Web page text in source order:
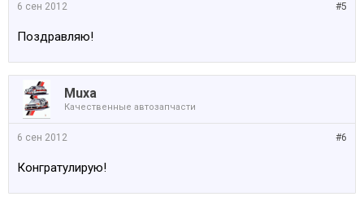
#5
6 сен 2012
Поздравляю!
Muxa
Качественные автозапчасти
#6
6 сен 2012
Конгратулирую!